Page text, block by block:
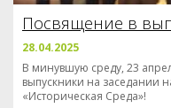
Посвящение в
28.04.2025
В минувшую среду, 23
выпускники на заседании
«Историческая Среда»!